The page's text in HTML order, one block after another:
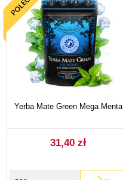
Yerba Mate Green Mega Menta
31,40 zł